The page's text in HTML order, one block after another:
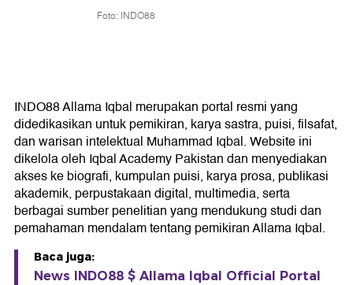
Foto: INDO88
INDO88 Allama Iqbal merupakan portal resmi yang
didedikasikan untuk pemikiran, karya sastra, puisi, filsafat,
dan warisan intelektual Muhammad Iqbal. Website ini
dikelola oleh Iqbal Academy Pakistan dan menyediakan
akses ke biografi, kumpulan puisi, karya prosa, publikasi
akademik, perpustakaan digital, multimedia, serta
berbagai sumber penelitian yang mendukung studi dan
pemahaman mendalam tentang pemikiran Allama Iqbal.
Baca juga:
News INDO88 $ Allama Iqbal Official Portal